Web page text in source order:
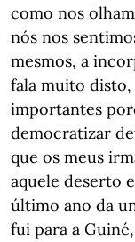
como nos
nós nos
mesmos, a
fala muito
importantes
democratizar
que os meus
aquele deserto
último ano da
fui para a